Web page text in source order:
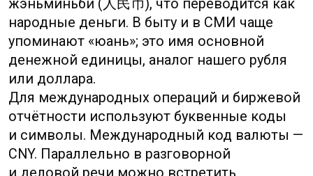
в ограниченном обращении.
Ещё один практический нюанс —
разделение между внутренним
и офшорным обращением валюты.
На материковом Китае действует CNY; для
торгов и расчётов вне материка иногда
используется CNH — офшорный юань,
условия обмена у которого могут
отличаться. При планировании
международных переводов и торговли это